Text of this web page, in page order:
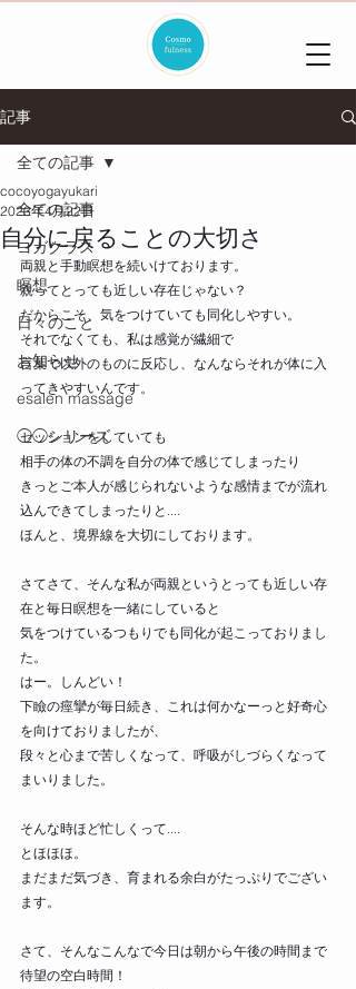
記事
全ての記事
ヨガクラス
瞑想
日々のこと
お知らせ
esalen massage
◯◯シリーズ
全ての記事
自分に戻ることの大切さ
cocoyogayukari
2023年4月22日
両親と手動瞑想を続いけております。
親ってとっても近しい存在じゃない？
だからこそ、気をつけていても同化しやすい。
それでなくても、私は感覚が繊細で
言葉で以外のものに反応し、なんならそれが体に入
ってきやすいんです。
セッションをしていても
相手の体の不調を自分の体で感じてしまったり
きっとご本人が感じられないような感情までが流れ
込んできてしまったりと....
ほんと、境界線を大切にしております。
さてさて、そんな私が両親というとっても近しい存
在と毎日瞑想を一緒にしていると
気をつけているつもりでも同化が起こっておりまし
た。
はー。しんどい！
下瞼の痙攣が毎日続き、これは何かなーっと好奇心
を向けておりましたが、
段々と心まで苦しくなって、呼吸がしづらくなって
まいりました。
そんな時ほど忙しくって....
とほほほ。
まだまだ気づき、育まれる余白がたっぷりでござい
ます。
さて、そんなこんなで今日は朝から午後の時間まで
待望の空白時間！